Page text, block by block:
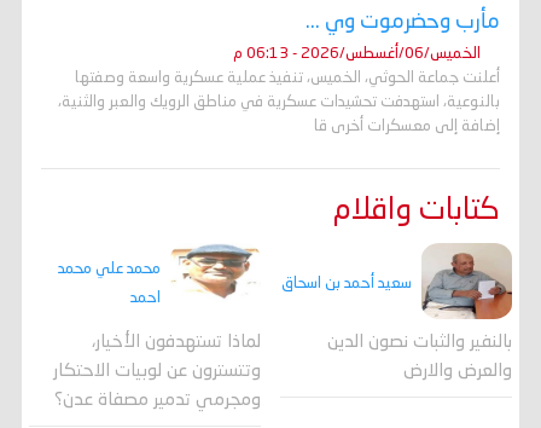
مأرب وحضرموت وي ...
الخميس/06/أغسطس/2026 - 06:13 م
أعلنت جماعة الحوثي، الخميس، تنفيذ عملية عسكرية واسعة وصفتها
بالنوعية، استهدفت تحشيدات عسكرية في مناطق الرويك والعبر والثنية،
إضافة إلى معسكرات أخرى قا
كتابات واقلام
سعيد أحمد بن اسحاق
بالنفير والثبات نصون الدين
والعرض والارض
محمد علي محمد
احمد
لماذا تستهدفون الأخيار،
وتتسترون عن لوبيات الاحتكار
ومجرمي تدمير مصفاة عدن؟